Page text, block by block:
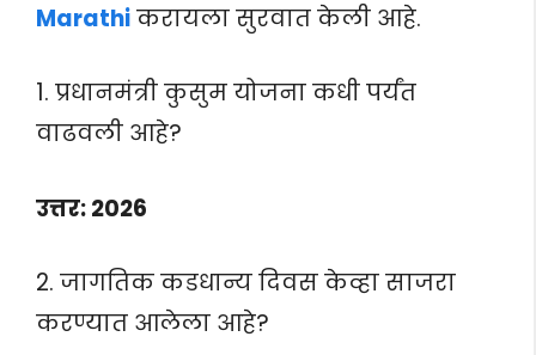
Marathiकरायला सुरवात केली आहे.
1. प्रधानमंत्री कुसुम योजना कधी पर्यंत
वाढवली आहे?
उत्तर: 2026
2. जागतिक कडधान्य दिवस केव्हा साजरा
करण्यात आलेला आहे?